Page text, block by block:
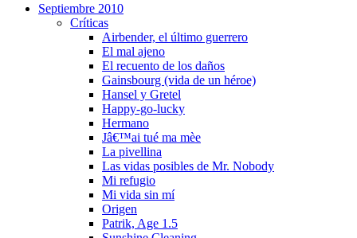
Septiembre 2010
Crí­ticas
Airbender, el último guerrero
El mal ajeno
El recuento de los daños
Gainsbourg (vida de un héroe)
Hansel y Gretel
Happy-go-lucky
Hermano
Jâ€™ai tué ma mèe
La pivellina
Las vidas posibles de Mr. Nobody
Mi refugio
Mi vida sin mí­
Origen
Patrik, Age 1.5